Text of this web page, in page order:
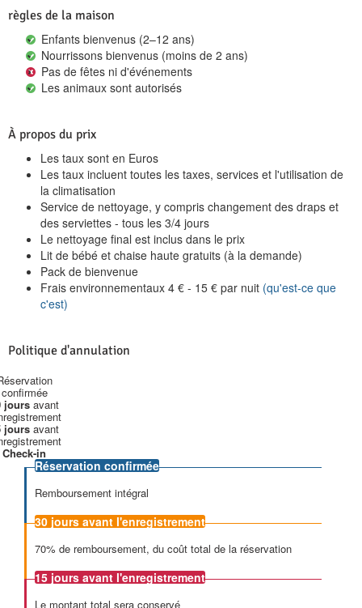
règles de la maison
Enfants bienvenus (2–12 ans)
Nourrissons bienvenus (moins de 2 ans)
Pas de fêtes ni d'événements
Les animaux sont autorisés
À propos du prix
Les taux sont en Euros
Les taux incluent toutes les taxes, services et l'utilisation de
la climatisation
Service de nettoyage, y compris changement des draps et
des serviettes - tous les 3/4 jours
Le nettoyage final est inclus dans le prix
Lit de bébé et chaise haute gratuits (à la demande)
Pack de bienvenue
Frais environnementaux 4 € - 15 € par nuit (qu'est-ce que
c'est)
Politique d'annulation
confirmée
jours avant
jours avant
Check-in
Réservation confirmée
Remboursement intégral
30 jours avant l'enregistrement
70% de remboursement, du coût total de la réservation
15 jours avant l'enregistrement
Le montant total sera conservé